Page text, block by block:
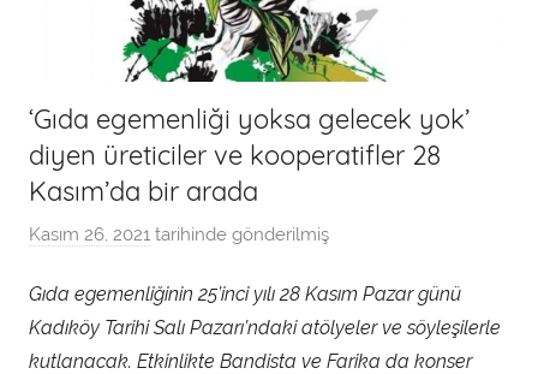
‘Gıda egemenliği yoksa gelecek yok’
diyen üreticiler ve kooperatifler 28
Kasım’da bir arada
Kasım 26, 2021 tarihinde gönderilmiş
m
i
n
Gıda egemenliğinin 25’inci yılı 28 Kasım Pazar günü
Kadıköy Tarihi Salı Pazarı’ndaki atölyeler ve söyleşilerle
kutlanacak. Etkinlikte Bandista ve Farika da konser